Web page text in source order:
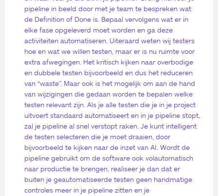
pipeline in beeld door met je team te bespreken wat
de Definition of Done is. Bepaal vervolgens wat er in
elke fase opgeleverd moet worden en ga deze
activiteiten automatiseren. Uiteraard weten wij testers
hoe en wat we willen testen, maar er is nu ruimte voor
extra afwegingen. Het kritisch kijken naar overbodige
en dubbele testen bijvoorbeeld en dus het reduceren
van “waste”. Maar ook is het mogelijk om aan de hand
van wijzigingen die gedaan worden te bepalen welke
testen relevant zijn. Als je alle testen die je in je project
uitvoert standaard automatiseert en in je pipeline stopt,
zal je pipeline al snel verstopt raken. Je kunt intelligent
de testen selecteren die je moet draaien, door
bijvoorbeeld te kijken naar de inzet van AI. Wordt de
pipeline gebruikt om de software ook volautomatisch
naar productie te brengen, realiseer je dan dat er
buiten je geautomatiseerde testen geen handmatige
controles meer in je pipeline zitten en je